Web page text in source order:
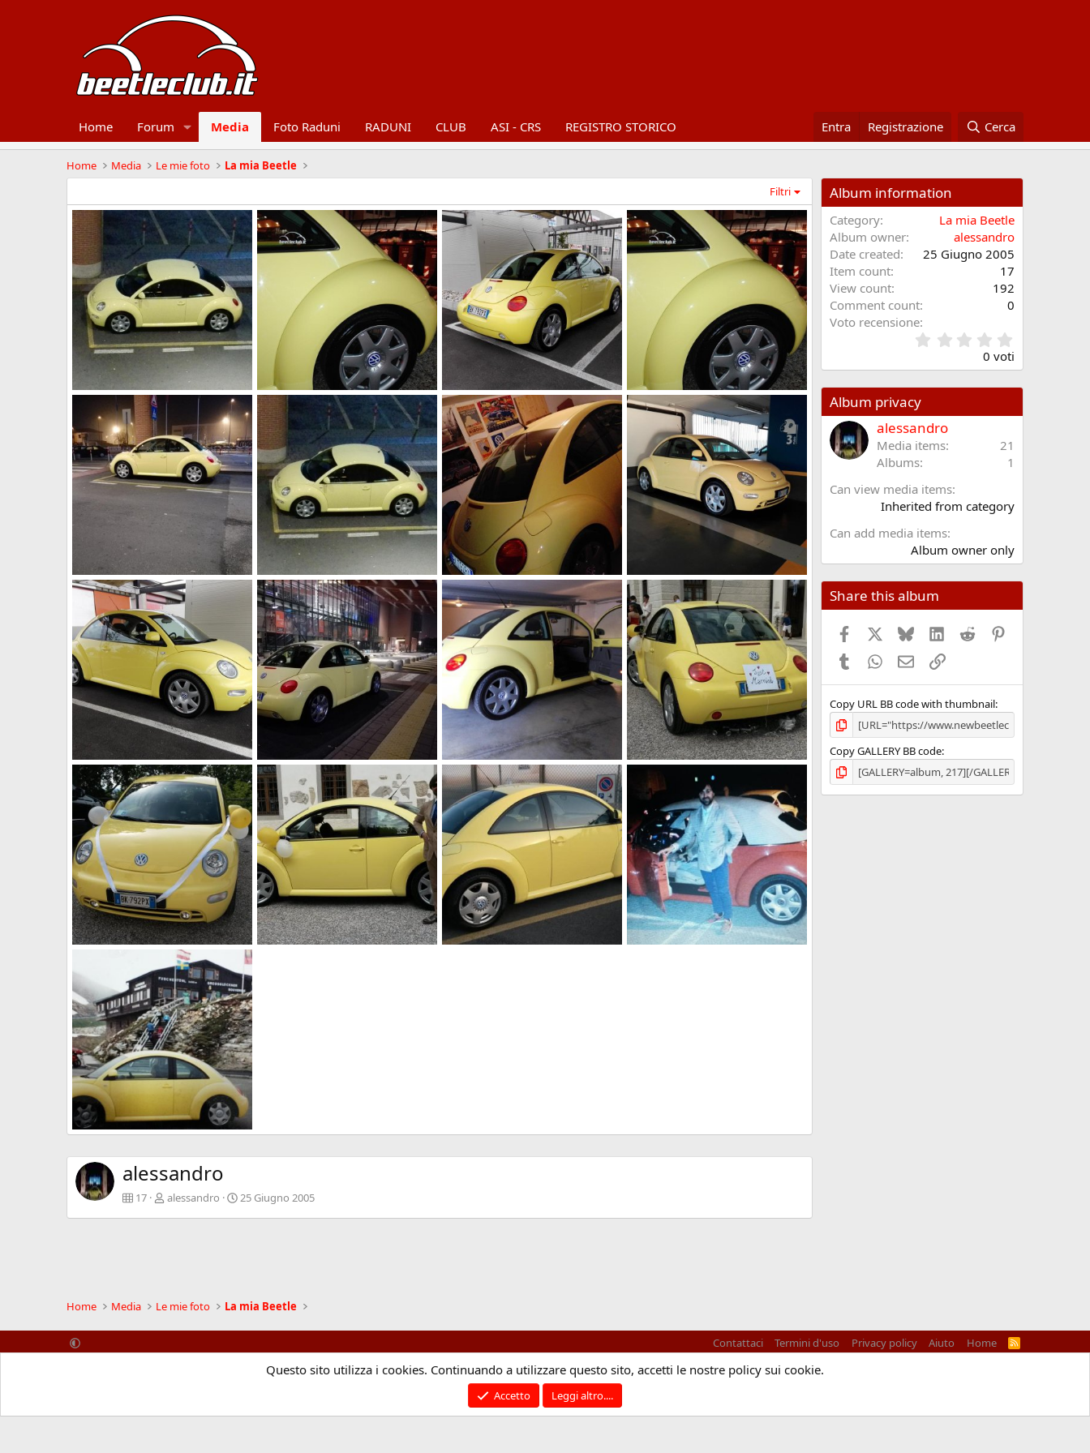
Home Forum Media Foto Raduni RADUNI CLUB ASI - CRS REGISTRO STORICO Entra Registrazione Cerca
Home Media Le mie foto
La mia Beetle
Filtri
img 20161209 232155 135476
alessandro
23 Gennaio 2017
0
img 20161209 185154 717543
alessandro
23 Gennaio 2017
0
img 20170123 095906
alessandro
23 Gennaio 2017
0
0
img 20161209 185154
alessandro
23 Gennaio 2017
img 20161209 235739
alessandro
23 Gennaio 2017
0
img 20161209 232155
alessandro
23 Gennaio 2017
0
0
img 20170111 114322
alessandro
23 Gennaio 2017
0
0
img 20161213 091706
alessandro
23 Gennaio 2017
0
0
img 20170123 095917
alessandro
23 Gennaio 2017
0
1
img 20161209 235804
alessandro
23 Gennaio 2017
0
0
img 20161222 113550
alessandro
23 Gennaio 2017
0
0
MATRIMONIO
alessandro
14 Settembre 2015
0
MATRIMONIO
14 Settembre 2015
Gro?glockner
0
alessandro
17 alessandro 25 Giugno 2005
Album information
Category
La mia Beetle
Album owner
alessandro
Date created
25 Giugno 2005
Item count
17
View count
192
Comment count
0
Voto recensione
0
t
0 voti
Album privacy
alessandro
Media items
21
Albums
1
Can view media items
Inherited from category
Can add media items
Album owner only
Share this album
FacebookX (Twitter)
BlueskyLinkedIn
Reddit
TumblrWhatsApp
EmailLink
Copy URL BB code with thumbnail
Copy GALLERY BB code
Home Media Le mie foto La mia Beetle
Contattaci Termini d'uso Privacy policy Aiuto Home
R
S
Community platform by XenForo® © 2010-2025 XenForo Ltd.
Traduzione italiana Xenforo
Questo sito utilizza i cookies. Continuando a utilizzare questo sito, accetti le nostre policy sui cookie.
Accetto Leggi altro....